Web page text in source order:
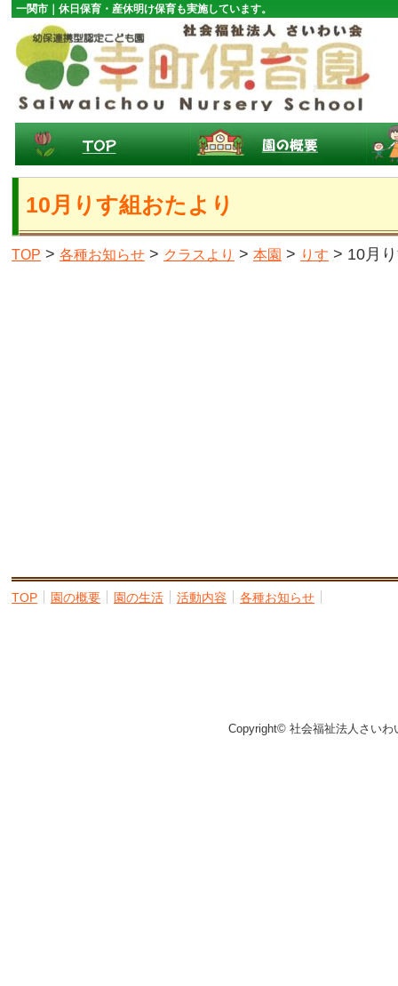
一関市｜休日保育・産休明け保育も実施しています。
10月りす組おたより
TOP > 各種お知らせ > クラスより > 本園 > りす > 10月
TOP 園の概要 園の生活 活動内容 各種お知らせ
Copyright© 社会福祉法人さい